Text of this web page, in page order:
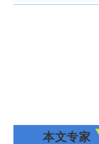
本文专家